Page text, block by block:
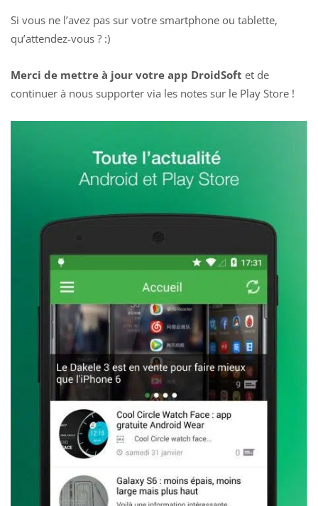
Si vous ne l’avez pas sur votre smartphone ou tablette,
qu’attendez-vous ? :)
Merci de mettre à jour votre app DroidSoft et de
continuer à nous supporter via les notes sur le Play Store !